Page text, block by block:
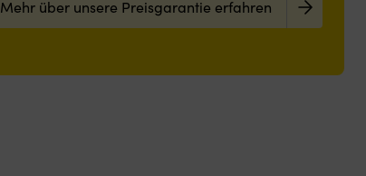
Mehr über unsere Preisgarantie erfahren